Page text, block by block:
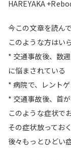
HAREYAKA
今この文章を読ん
このような方はい
* 交通事故後、数
に悩まされている
* 病院で、レント
* 交通事故後、首
このような症状で
その症状放ってお
後々もっとひどい